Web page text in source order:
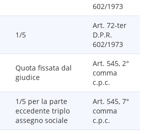
602/1973
1/5
Art. 72-ter
D.P.R.
602/1973
Quota fissata dal
giudice
Art. 545, 2°
comma
c.p.c.
1/5 per la parte
eccedente triplo
assegno sociale
Art. 545, 7°
comma
c.p.c.